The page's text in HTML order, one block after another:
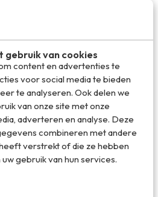
gebruik van cookies
content en advertenties te
voor social media te bieden
te analyseren. Ook delen we
van onze site met onze
adverteren en analyse. Deze
combineren met andere
verstrekt of die ze hebben
gebruik van hun services.
van Petra in
in Jordanië horen ook